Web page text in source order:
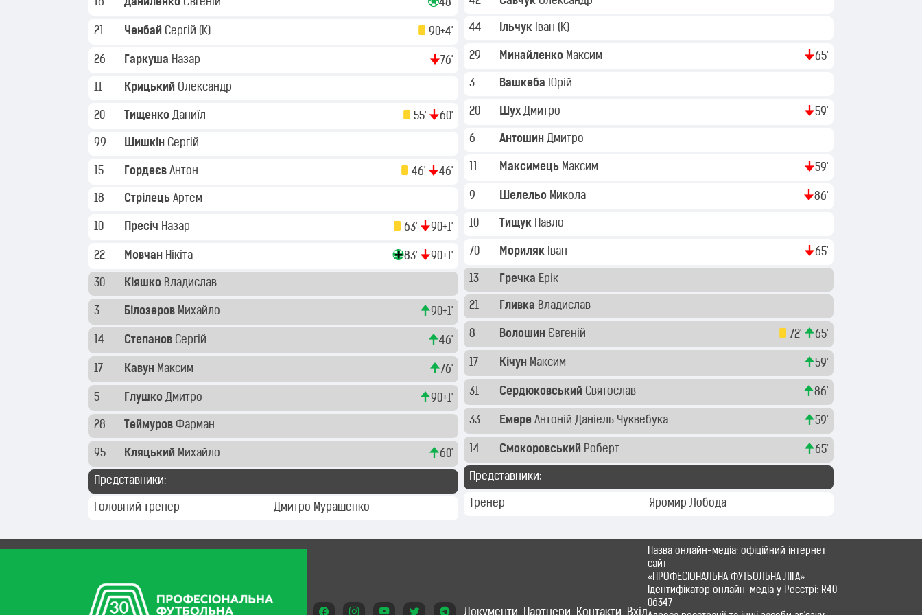
16 Даниленко Євгеній 48'
21 Ченбай Сергій (K) 90+4'
26 Гаркуша Назар 76'
11 Крицький Олександр
20 Тищенко Даниїл 55' 60'
99 Шишкін Сергій
15 Гордеєв Антон 46' 46'
18 Стрілець Артем
10 Пресіч Назар 63' 90+1'
22 Мовчан Нікіта 83' 90+1'
30 Кіяшко Владислав
3 Білозеров Михайло 90+1'
14 Степанов Сергій 46'
17 Кавун Максим 76'
5 Глушко Дмитро 90+1'
28 Теймуров Фарман
95 Кляцький Михайло 60'
Представники:
Головний тренер Дмитро Мурашенко
44 Ільчук Іван (K)
29 Минайленко Максим 65'
3 Вашкеба Юрій
20 Шух Дмитро 59'
6 Антошин Дмитро
11 Максимець Максим 59'
9 Шелельо Микола 86'
10 Тищук Павло
70 Мориляк Іван 65'
13 Гречка Ерік
21 Гливка Владислав
8 Волошин Євгеній 72' 65'
17 Кічун Максим 59'
31 Сердюковський Святослав 86'
33 Емере Антоній Даніель Чуквебука 59'
14 Смокоровський Роберт 65'
Представники:
Тренер Яромир Лобода
Документи Партнери Контакти Вхід
Назва онлайн-медіа: офіційний інтернет
сайт
«ПРОФЕСІОНАЛЬНА ФУТБОЛЬНА ЛІГА»
Ідентифікатор онлайн-медіа у Реєстрі: R40-
06347